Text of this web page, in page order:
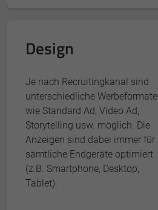
Design
Je nach Recruitingkanal sind
unterschiedliche Werbeformate
wie Standard Ad, Video Ad,
Storytelling usw. möglich. Die
Anzeigen sind dabei immer für
sämtliche Endgeräte optimiert
(z.B. Smartphone, Desktop,
Tablet).